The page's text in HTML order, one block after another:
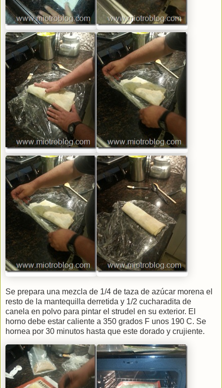
Se prepara una mezcla de 1/4 de taza de azúcar morena el
resto de la mantequilla derretida y 1/2 cucharadita de
canela en polvo para pintar el strudel en su exterior. El
horno debe estar caliente a 350 grados F unos 190 C. Se
hornea por 30 minutos hasta que este dorado y crujiente.